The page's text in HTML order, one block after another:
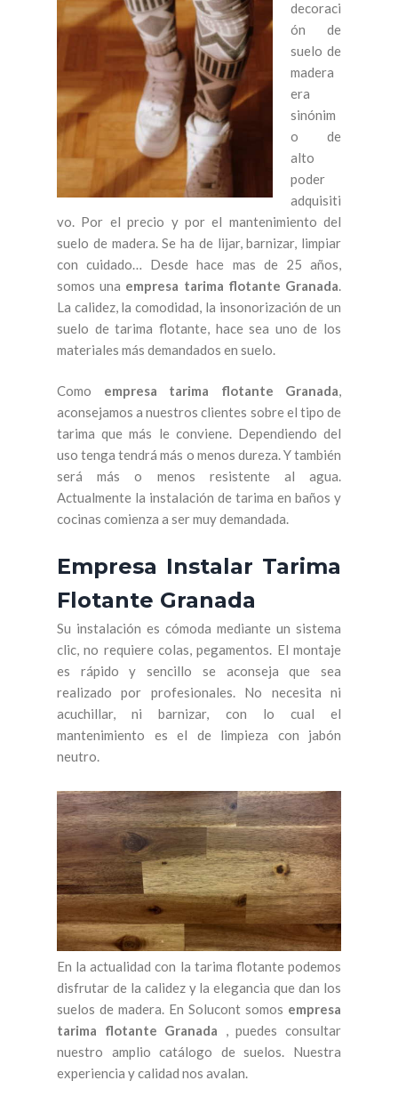
decoraci
ón de
suelo de
madera
era
sinónim
o de
alto
poder
adquisiti
vo. Por el precio y por el mantenimiento del
suelo de madera. Se ha de lijar, barnizar, limpiar
con cuidado… Desde hace mas de 25 años,
somos una empresa tarima flotante Granada
La calidez, la comodidad, la insonorización de un
suelo de tarima flotante, hace sea uno de los
materiales más demandados en suelo.
Como empresa tarima flotante Granada,
aconsejamos a nuestros clientes sobre el tipo de
tarima que más le conviene. Dependiendo del
uso tenga tendrá más o menos dureza. Y también
será más o menos resistente al agua.
Actualmente la instalación de tarima en baños y
cocinas comienza a ser muy demandada.
Empresa Instalar Tarima
Flotante Granada
Su instalación es cómoda mediante un sistema
clic, no requiere colas, pegamentos. El montaje
es rápido y sencillo se aconseja que sea
realizado por profesionales. No necesita ni
acuchillar, ni barnizar, con lo cual el
mantenimiento es el de limpieza con jabón
neutro.
En la actualidad con la tarima flotante podemos
disfrutar de la calidez y la elegancia que dan los
suelos de madera. En Solucont somos empresa
tarima flotante Granada , puedes consultar
nuestro amplio catálogo de suelos. Nuestra
experiencia y calidad nos avalan.